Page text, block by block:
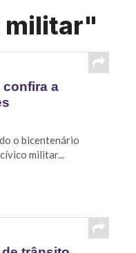
militar"
confira a
o bicentenário
militar...